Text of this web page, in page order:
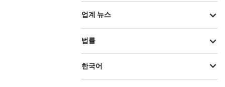
업계 뉴스
법률
한국어